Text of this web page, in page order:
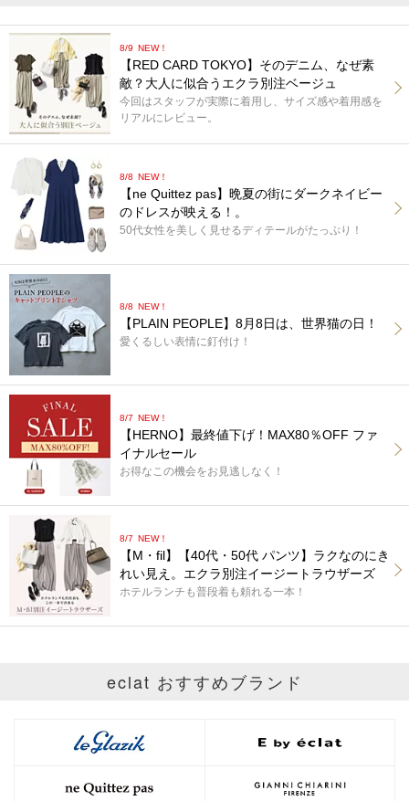
8/9 NEW！
【RED CARD TOKYO】そのデニム、なぜ素
敵？大人に似合うエクラ別注ベージュ
今回はスタッフが実際に着用し、サイズ感や着用感を
リアルにレビュー。
8/8 NEW！
【ne Quittez pas】晩夏の街にダークネイビー
のドレスが映える！。
50代女性を美しく見せるディテールがたっぷり！
8/8 NEW！
【PLAIN PEOPLE】8月8日は、世界猫の日！
愛くるしい表情に釘付け！
8/7 NEW！
【HERNO】最終値下げ！MAX80％OFF ファ
イナルセール
お得なこの機会をお見逃しなく！
8/7 NEW！
【M・fil】【40代・50代 パンツ】ラクなのにき
れい見え。エクラ別注イージートラウザーズ
ホテルランチも普段着も頼れる一本！
eclat おすすめブランド